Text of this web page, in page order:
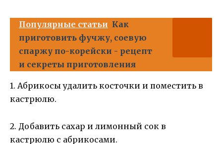
Популярные статьи Как
приготовить фучжу, соевую
спаржу по-корейски - рецепт
и секреты приготовления
1. Абрикосы удалить косточки и поместить в
кастрюлю.
2. Добавить сахар и лимонный сок в
кастрюлю с абрикосами.